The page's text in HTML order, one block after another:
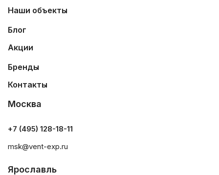
Наши объекты
Блог
Акции
Бренды
Контакты
Москва
+7 (495) 128-18-11
msk@vent-exp.ru
Ярославль